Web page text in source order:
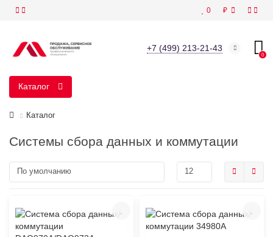
₽
0
+7 (499) 213-21-43
0
Каталог
Каталог
Cистемы сбора данных и коммутации